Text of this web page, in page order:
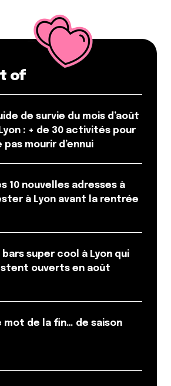
of
de survie du mois d’août
: + de 30 activités pour
pas mourir d’ennui
10 nouvelles adresses à
à Lyon avant la rentrée
bars super cool à Lyon qui
ouverts en août
mot de la fin… de saison